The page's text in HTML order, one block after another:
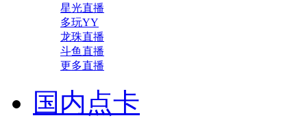
星光直播
多玩YY
龙珠直播
斗鱼直播
更多直播
国内点卡